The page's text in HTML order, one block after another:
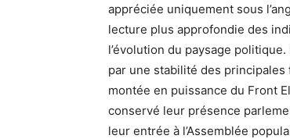
appréciée uniquement sous
lecture plus approfondie des
l’évolution du paysage
par une stabilité des principales
montée en puissance du Front
conservé leur présence
leur entrée à l’Assemblée